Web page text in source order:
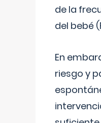
de la
del bebé
En
riesgo y